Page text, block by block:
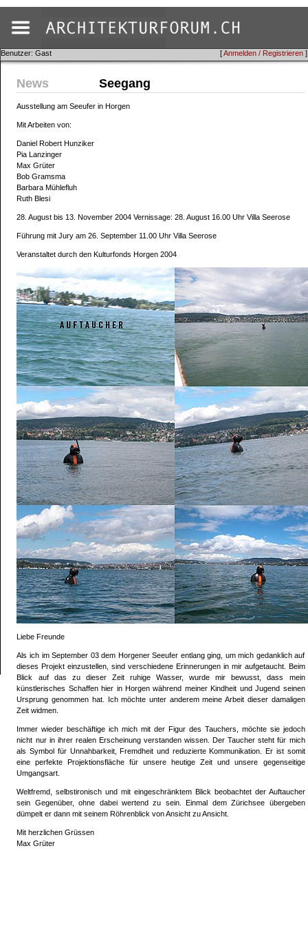
[Anmelden / Registrieren ]
Benutzer: Gast
News Seegang
Ausstellung am Seeufer in Horgen
Mit Arbeiten von:
Daniel Robert Hunziker
Pia Lanzinger
Max Grüter
Bob Gramsma
Barbara Mühlefluh
Ruth Blesi
28. August bis 13. November 2004 Vernissage: 28. August 16.00 Uhr Villa Seerose
Führung mit Jury am 26. September 11.00 Uhr Villa Seerose
Veranstaltet durch den Kulturfonds Horgen 2004
Liebe Freunde
Als ich im September 03 dem Horgener Seeufer entlang ging, um mich gedanklich auf
dieses Projekt einzustellen, sind verschiedene Erinnerungen in mir aufgetaucht. Beim
Blick auf das zu dieser Zeit ruhige Wasser, wurde mir bewusst, dass mein
künstlerisches Schaffen hier in Horgen während meiner Kindheit und Jugend seinen
Ursprung genommen hat. Ich möchte unter anderem meine Arbeit dieser damaligen
Zeit widmen.
Immer wieder beschäftige ich mich mit der Figur des Tauchers, möchte sie jedoch
nicht nur in ihrer realen Erscheinung verstanden wissen. Der Taucher steht für mich
als Symbol für Unnahbarkeit, Fremdheit und reduzierte Kommunikation. Er ist somit
eine perfekte Projektionsfläche für unsere heutige Zeit und unsere gegenseitige
Umgangsart.
Weltfremd, selbstironisch und mit eingeschränktem Blick beobachtet der Auftaucher
sein Gegenüber, ohne dabei wertend zu sein. Einmal dem Zürichsee übergeben
dümpelt er dann mit seinem Röhrenblick von Ansicht zu Ansicht.
Mit herzlichen Grüssen
Max Grüter